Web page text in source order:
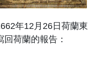
年12月 26 日荷蘭東
荷蘭的報告：